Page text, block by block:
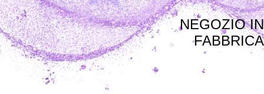
NEGOZIO IN
FABBRICA